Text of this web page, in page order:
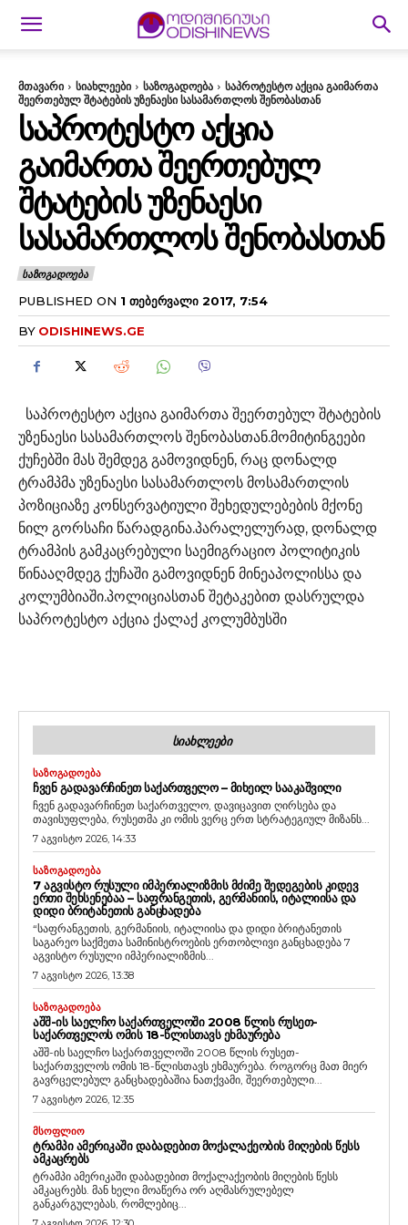
მთავარი სიახლეები საზოგადოება
საპროტესტო აქცია გაიმართა
შეერთებულ შტატების უზენაესი სასამართლოს შენობასთან
ᲡᲐᲞᲠᲝᲢᲔᲡᲢᲝ ᲐᲥᲪᲘᲐ
ᲒᲐᲘᲛᲐᲠᲗᲐ ᲨᲔᲔᲠᲗᲔᲑᲣᲚ
ᲨᲢᲐᲢᲔᲑᲘᲡ ᲣᲖᲔᲜᲐᲔᲡᲘ
ᲡᲐᲡᲐᲛᲐᲠᲗᲚᲝᲡ ᲨᲔᲜᲝᲑᲐᲡᲗᲐᲜ
ᲡᲐᲖᲝᲒᲐᲓᲝᲔᲑᲐ
PUBLISHED ON 1 ᲗᲔᲑᲔᲠᲕᲐᲚᲘ 2017, 7:54
BY ODISHINEWS.GE
საპროტესტო აქცია გაიმართა შეერთებულ შტატების
უზენაესი სასამართლოს შენობასთან.მომიტინგეები
ქუჩებში მას შემდეგ გამოვიდნენ, რაც დონალდ
ტრამპმა უზენაესი სასამართლოს მოსამართლის
პოზიციაზე კონსერვატიული შეხედულებების მქონე
ნილ გორსაჩი წარადგინა.პარალელურად, დონალდ
ტრამპის გამკაცრებული საემიგრაციო პოლიტიკის
წინააღმდეგ ქუჩაში გამოვიდნენ მინეაპოლისსა და
კოლუმბიაში.პოლიციასთან შეტაკებით დასრულდა
საპროტესტო აქცია ქალაქ კოლუმბუსში
ᲡᲘᲐᲮᲚᲔᲔᲑᲘ
ᲡᲐᲖᲝᲒᲐᲓᲝᲔᲑᲐ
ᲩᲕᲔᲜ ᲒᲐᲓᲐᲕᲐᲠᲩᲘᲜᲔᲗ ᲡᲐᲥᲐᲠᲗᲕᲔᲚᲝ – ᲛᲘᲮᲔᲘᲚ ᲡᲐᲐᲙᲐᲨᲕᲘᲚᲘ
ჩვენ გადავარჩინეთ საქართველო, დავიცავით ღირსება და
თავისუფლება, რუსეთმა კი ომის ვერც ერთ სტრატეგიულ მიზანს...
7 აგვისტო 2026, 14:33
ᲡᲐᲖᲝᲒᲐᲓᲝᲔᲑᲐ
7 ᲐᲒᲕᲘᲡᲢᲝ ᲠᲣᲡᲣᲚᲘ ᲘᲛᲞᲔᲠᲘᲐᲚᲘᲖᲛᲘᲡ ᲛᲫᲘᲛᲔ ᲨᲔᲓᲔᲒᲔᲑᲘᲡ ᲙᲘᲓᲔᲕ
ᲔᲠᲗᲘ ᲨᲔᲮᲡᲔᲜᲔᲑᲐᲐ – ᲡᲐᲤᲠᲐᲜᲒᲔᲗᲘᲡ, ᲒᲔᲠᲛᲐᲜᲘᲘᲡ, ᲘᲢᲐᲚᲘᲘᲡᲐ ᲓᲐ
ᲓᲘᲓᲘ ᲑᲠᲘᲢᲐᲜᲔᲗᲘᲡ ᲒᲐᲜᲪᲮᲐᲓᲔᲑᲐ
“საფრანგეთის, გერმანიის, იტალიისა და დიდი ბრიტანეთის
საგარეო საქმეთა სამინისტროების ერთობლივი განცხადება 7
აგვისტო რუსული იმპერიალიზმის...
7 აგვისტო 2026, 13:38
ᲡᲐᲖᲝᲒᲐᲓᲝᲔᲑᲐ
ᲐᲨᲨ-ᲘᲡ ᲡᲐᲔᲚᲩᲝ ᲡᲐᲥᲐᲠᲗᲕᲔᲚᲝᲨᲘ 2008 ᲬᲚᲘᲡ ᲠᲣᲡᲔᲗ-
ᲡᲐᲥᲐᲠᲗᲕᲔᲚᲝᲡ ᲝᲛᲘᲡ 18-ᲬᲚᲘᲡᲗᲐᲕᲡ ᲔᲮᲛᲐᲣᲠᲔᲑᲐ
აშშ-ის საელჩო საქართველოში 2008 წლის რუსეთ-
საქართველოს ომის 18-წლისთავს ეხმაურება. როგორც მათ მიერ
გავრცელებულ განცხადებაშია ნათქვამი, შეერთებული...
7 აგვისტო 2026, 12:35
ᲛᲡᲝᲤᲚᲘᲝ
ᲢᲠᲐᲛᲞᲘ ᲐᲛᲔᲠᲘᲙᲐᲨᲘ ᲓᲐᲑᲐᲓᲔᲑᲘᲗ ᲛᲝᲥᲐᲚᲐᲥᲔᲝᲑᲘᲡ ᲛᲘᲦᲔᲑᲘᲡ ᲬᲔᲡᲡ
ᲐᲛᲙᲐᲪᲠᲔᲑᲡ
ტრამპი ამერიკაში დაბადებით მოქალაქეობის მიღების წესს
ამკაცრებს. მან ხელი მოაწერა ორ აღმასრულებელ
განკარგულებას, რომლებიც...